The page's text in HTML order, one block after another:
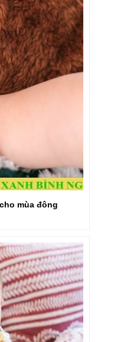
mùa đông